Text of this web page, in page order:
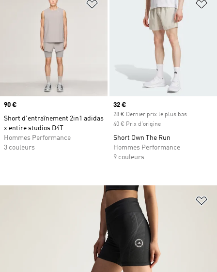
Ajouter à la Liste de produits
Prix
90 €
Short d'entraînement 2in1 adidas
x entire studios D4T
Hommes Performance
3 couleurs
Prix actuel
32 €
28 € Dernier prix le plus bas
40 € Prix d'origine
Short Own The Run
Hommes Performance
9 couleurs